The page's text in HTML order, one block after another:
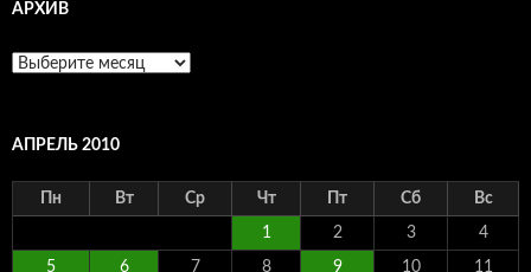
АРХИВ
Архив
АПРЕЛЬ 2010
Пн Вт Ср Чт Пт Сб Вс
1 2 3 4
5 6 7 8 9 10 11